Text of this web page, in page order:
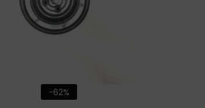
-62%